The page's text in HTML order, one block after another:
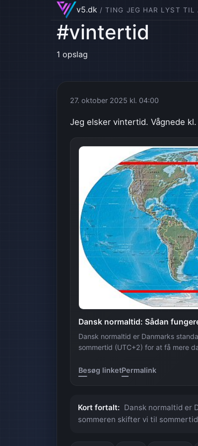
v5.dk / TING JEG HAR LYST TIL
#vintertid
1 opslag
27. oktober 2025 kl. 04:00
Jeg elsker vintertid. Vågnede
Dansk normaltid: Sådan
Dansk normaltid er Danmarks
sommertid (UTC+2) for at få mere
Besøg linketPermalink
Kort fortalt: Dansk normaltid er
sommeren skifter vi til